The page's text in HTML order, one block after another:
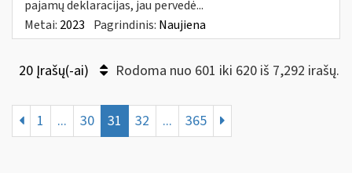
pajamų deklaracijas, jau pervedė...
Metai: 2023 Pagrindinis: Naujiena
20 Įrašų(-ai) Rodoma nuo 601 iki 620 iš 7,292 irašų.
1 ... 30 31 32 ... 365